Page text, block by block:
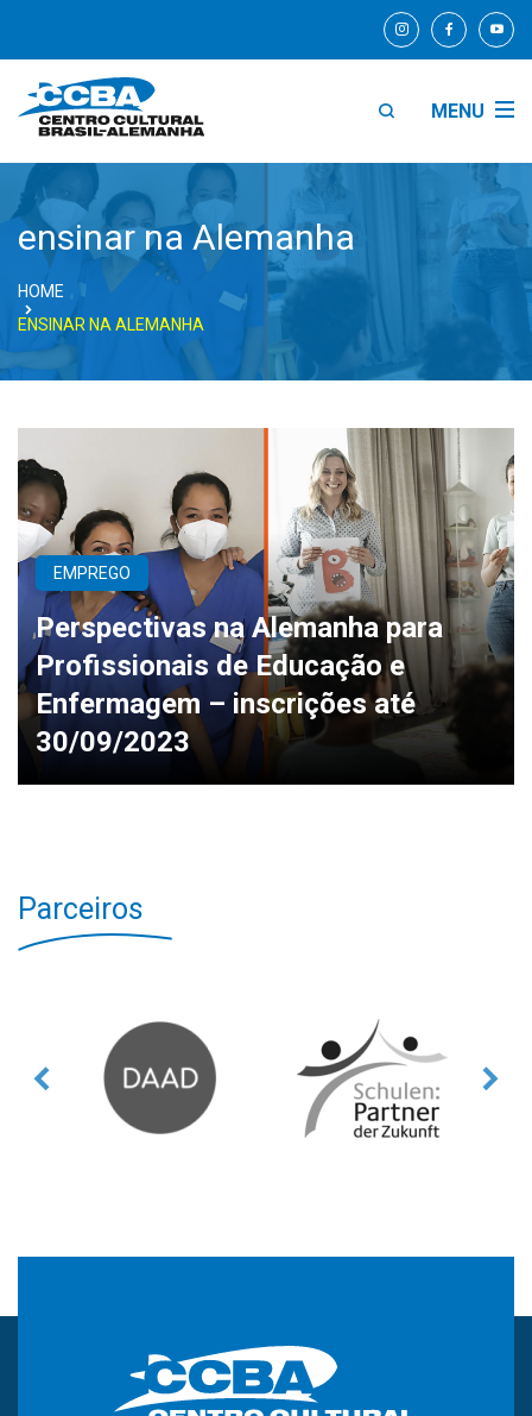
MENU
ensinar na Alemanha
HOME
ENSINAR NA ALEMANHA
EMPREGO
Perspectivas na Alemanha para
Profissionais de Educação e
Enfermagem – inscrições até
30/09/2023
Parceiros